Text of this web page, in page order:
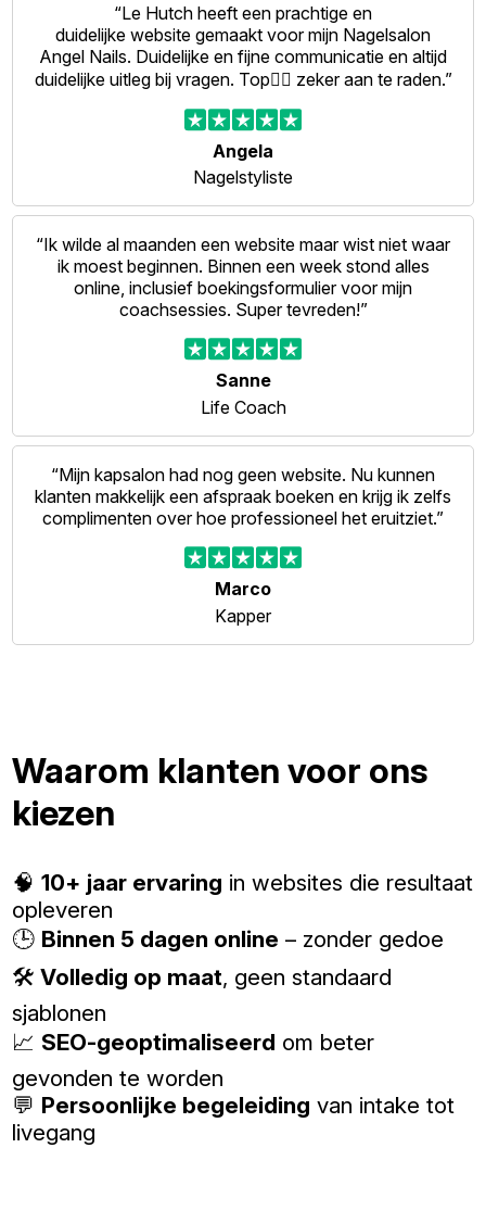
“Le Hutch heeft een prachtige en
duidelijke website gemaakt voor mijn Nagelsalon
Angel Nails. Duidelijke en fijne communicatie en altijd
duidelijke uitleg bij vragen. Top👍🏻 zeker aan te raden.”
Angela
Nagelstyliste
“Ik wilde al maanden een website maar wist niet waar
ik moest beginnen. Binnen een week stond alles
online, inclusief boekingsformulier voor mijn
coachsessies. Super tevreden!”
Sanne
Life Coach
“Mijn kapsalon had nog geen website. Nu kunnen
klanten makkelijk een afspraak boeken en krijg ik zelfs
complimenten over hoe professioneel het eruitziet.”
Marco
Kapper
Waarom klanten voor ons
kiezen
🧠10+ jaar ervaring in websites die resultaat
opleveren
🕒 Binnen 5 dagen online – zonder gedoe
🛠️Volledig op maat, geen standaard
sjablonen
📈 SEO-geoptimaliseerd om beter
gevonden te worden
💬 Persoonlijke begeleiding van intake tot
livegang